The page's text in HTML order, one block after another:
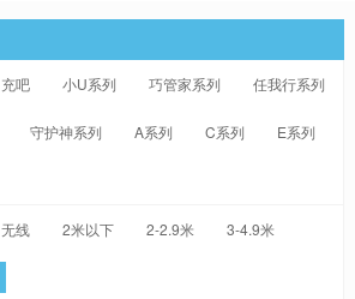
充吧 小U系列 巧管家系列 任我行系列
守护神系列 A系列 C系列 E系列
无线 2米以下 2-2.9米 3-4.9米